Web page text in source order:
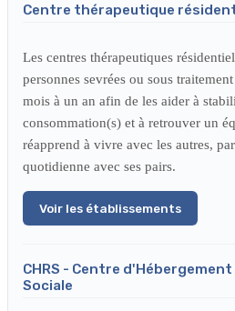
Centre thérapeutique
Les centres thérapeutiques
personnes sevrées ou sous
mois à un an afin de les aider à
consommation(s) et à retrouver un
réapprend à vivre avec les autres,
quotidienne avec ses pairs.
Voir les établissements
CHRS - Centre
Sociale